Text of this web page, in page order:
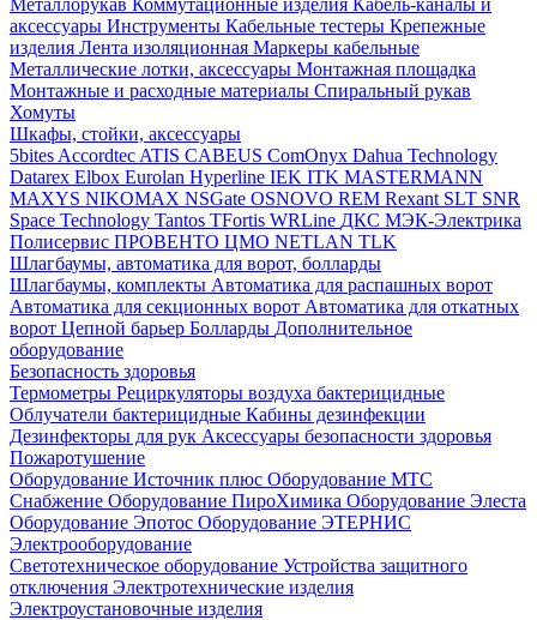
аксессуары Инструменты Кабельные тестеры Крепежные
изделия Лента изоляционная Маркеры кабельные
Металлические лотки, аксессуары Монтажная площадка
Монтажные и расходные материалы Спиральный рукав
Хомуты
Шкафы, стойки, аксессуары
5bites Accordtec ATIS CABEUS ComOnyx Dahua Technology
Datarex Elbox Eurolan Hyperline IEK ITK MASTERMANN
MAXYS NIKOMAX NSGate OSNOVO REM Rexant SLT SNR
Space Technology Tantos TFortis WRLine ДКС МЭК-Электрика
Полисервис ПРОВЕНТО ЦМО NETLAN TLK
Шлагбаумы, автоматика для ворот, болларды
Шлагбаумы, комплекты Автоматика для распашных ворот
Автоматика для секционных ворот Автоматика для откатных
ворот Цепной барьер Болларды Дополнительное
оборудование
Безопасность здоровья
Термометры Рециркуляторы воздуха бактерицидные
Облучатели бактерицидные Кабины дезинфекции
Дезинфекторы для рук Аксессуары безопасности здоровья
Пожаротушение
Оборудование Источник плюс Оборудование МТС
Снабжение Оборудование ПироХимика Оборудование Элеста
Оборудование Эпотос Оборудование ЭТЕРНИС
Электрооборудование
Светотехническое оборудование Устройства защитного
отключения Электротехнические изделия
Электроустановочные изделия